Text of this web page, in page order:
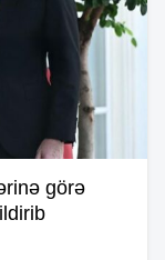
görə